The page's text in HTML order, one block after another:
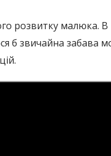
розвитку малюка.
звичайна забава